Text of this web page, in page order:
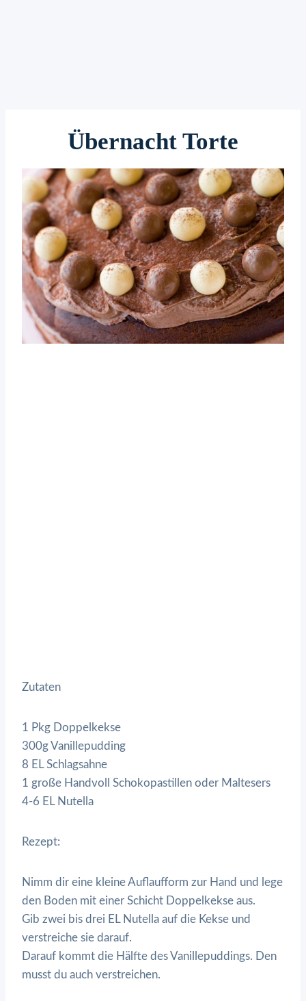
Übernacht Torte
Zutaten
1 Pkg Doppelkekse
300g Vanillepudding
8 EL Schlagsahne
1 große Handvoll Schokopastillen oder Maltesers
4-6 EL Nutella
Rezept:
Nimm dir eine kleine Auflaufform zur Hand und lege
den Boden mit einer Schicht Doppelkekse aus.
Gib zwei bis drei EL Nutella auf die Kekse und
verstreiche sie darauf.
Darauf kommt die Hälfte des Vanillepuddings. Den
musst du auch verstreichen.